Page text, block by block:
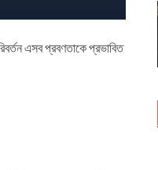
এসব প্রবণতাকে প্রভাবিত